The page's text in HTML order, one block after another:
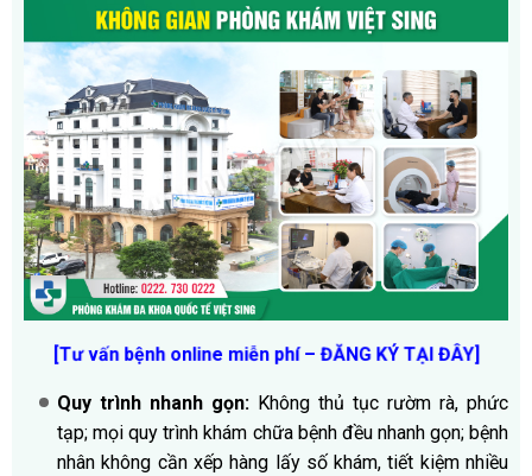
[Tư vấn bệnh online miễn phí – ĐĂNG KÝ TẠI ĐÂY
Quy trình nhanh gọn: Không thủ tục rườm rà, phức
tạp; mọi quy trình khám chữa bệnh đều nhanh gọn; bệnh
nhân không cần xếp hàng lấy số khám, tiết kiệm nhiều